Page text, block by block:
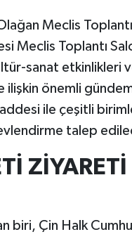
Meclis
Meclis Toplantı
sanat etkinlikleri
ilişkin önemli
ile çeşitli
talep
ZİYARETİ
biri, Çin Halk